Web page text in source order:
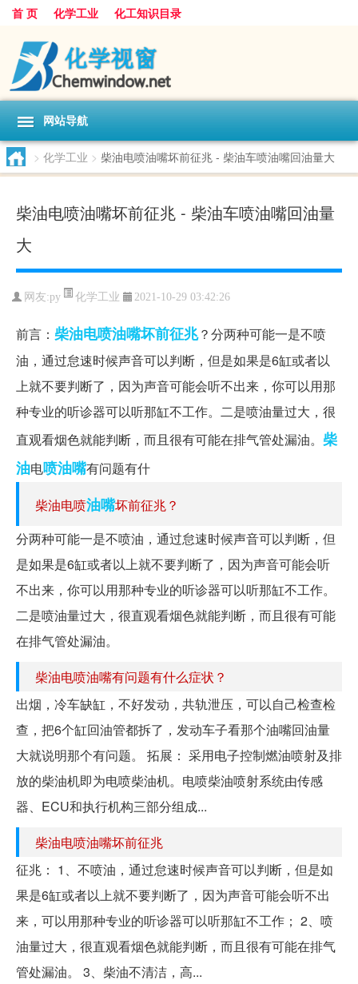
首 页 化学工业 化工知识目录
网站导航
> 化学工业 > 柴油电喷油嘴坏前征兆 - 柴油车喷油嘴回油量大
柴油电喷油嘴坏前征兆 - 柴油车喷油嘴回油量
大
网友:py 化学工业 2021-10-29 03:42:26
前言： 柴油电喷油嘴坏前征兆？分两种可能一是不喷
油，通过怠速时候声音可以判断，但是如果是6缸或者以
上就不要判断了，因为声音可能会听不出来，你可以用那
种专业的听诊器可以听那缸不工作。二是喷油量过大，很
直观看烟色就能判断，而且很有可能在排气管处漏油。 柴
油电喷油嘴有问题有什
柴油电喷油嘴坏前征兆？
分两种可能一是不喷油，通过怠速时候声音可以判断，但
是如果是6缸或者以上就不要判断了，因为声音可能会听
不出来，你可以用那种专业的听诊器可以听那缸不工作。
二是喷油量过大，很直观看烟色就能判断，而且很有可能
在排气管处漏油。
柴油电喷油嘴有问题有什么症状？
出烟，冷车缺缸，不好发动，共轨泄压，可以自己检查检
查，把6个缸回油管都拆了，发动车子看那个油嘴回油量
大就说明那个有问题。 拓展： 采用电子控制燃油喷射及排
放的柴油机即为电喷柴油机。电喷柴油喷射系统由传感
器、ECU和执行机构三部分组成...
柴油电喷油嘴坏前征兆
征兆： 1、不喷油，通过怠速时候声音可以判断，但是如
果是6缸或者以上就不要判断了，因为声音可能会听不出
来，可以用那种专业的听诊器可以听那缸不工作； 2、喷
油量过大，很直观看烟色就能判断，而且很有可能在排气
管处漏油。 3、柴油不清洁，高...